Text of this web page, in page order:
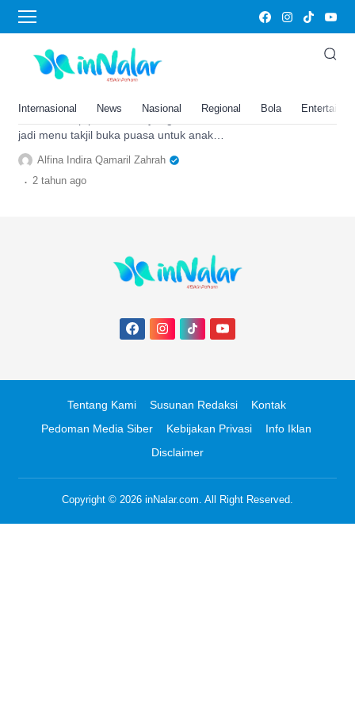
Internasional News Nasional Regional Bola
Potato Stick
Cuma Modal Kentang dan Keju,
Ini Resep Potato Stick yang Bisa
jadi menu takjil buka puasa untuk anak
pada bulan ramadhan, cuma modal
kentang dan keju.
Alfina Indira Qamaril Zahrah
. 2 tahun ago
Tentang Kami Susunan Redaksi
Kontak
Pedoman Media Siber
Kebijakan Privasi
Info Iklan
Disclaimer
Copyright © 2026 inNalar.com. All Right Reserved.